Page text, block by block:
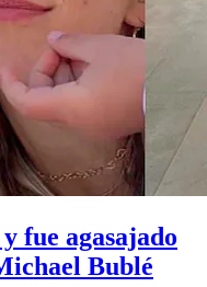
fue agasajado
Bublé